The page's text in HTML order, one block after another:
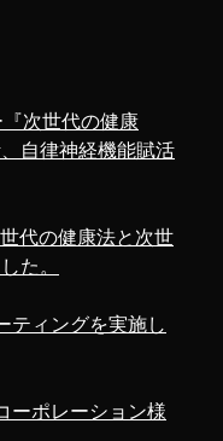
次世代の健康
自律神経機能賦活
代の健康法と次世
た。
ティングを実施し
ーポレーション様